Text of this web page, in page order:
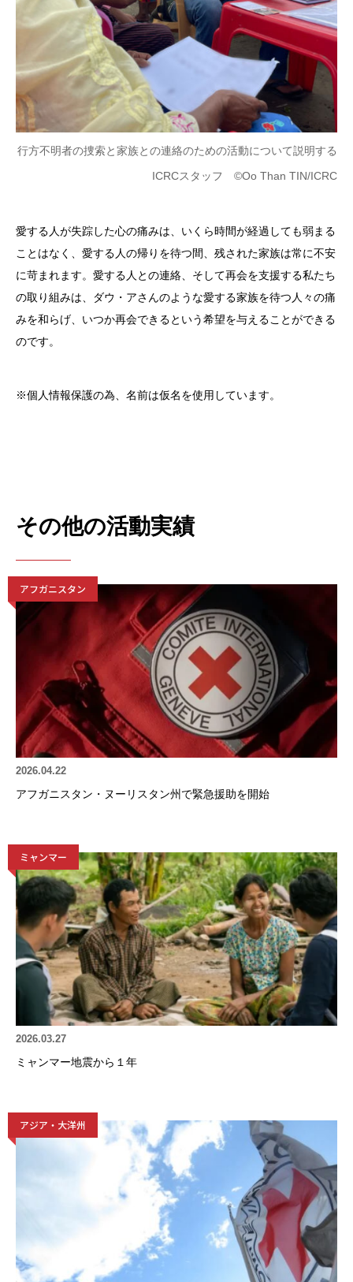
行方不明者の捜索と家族との連絡のための活動について説明する
ICRCスタッフ ©Oo Than TIN/ICRC
愛する人が失踪した心の痛みは、いくら時間が経過しても弱まる
ことはなく、愛する人の帰りを待つ間、残された家族は常に不安
に苛まれます。愛する人との連絡、そして再会を支援する私たち
の取り組みは、ダウ・アさんのような愛する家族を待つ人々の痛
みを和らげ、いつか再会できるという希望を与えることができる
のです。
※個人情報保護の為、名前は仮名を使用しています。
その他の活動実績
アフガニスタン
2026.04.22
アフガニスタン・ヌーリスタン州で緊急援助を開始
ミャンマー
2026.03.27
ミャンマー地震から１年
アジア・大洋州